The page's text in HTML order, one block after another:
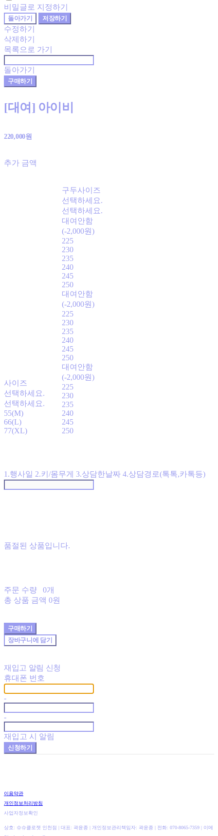
비밀글로 지정하기
돌아가기 저장하기
수정하기
삭제하기
목록으로 가기
돌아가기
구매하기
[대여] 아이비
220,000원
추가 금액
사이즈
선택하세요.
선택하세요.
55(M)
66(L)
77(XL)
구두사이즈
선택하세요.
선택하세요.
대여안함
(-2,000원)
225
230
235
240
245
250
대여안함
(-2,000원)
225
230
235
240
245
250
대여안함
(-2,000원)
225
230
235
240
245
250
1.행사일 2.키/몸무게 3.상담한날짜 4.상담경로(톡톡,카톡등)
품절된 상품입니다.
주문 수량
0개
총 상품 금액 0원
구매하기
장바구니에 담기
재입고 알림 신청
휴대폰 번호
-
-
재입고 시 알림
신청하기
이용약관
개인정보처리방침
사업자정보확인
상호: 슈슈클로젯 인천점 | 대표: 곽윤종 | 개인정보관리책임자: 곽윤종 | 전화: 070-8065-7359 | 이메